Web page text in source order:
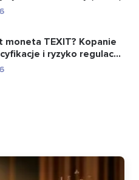
moneta TEXIT? Kopanie
i ryzyko regulac...